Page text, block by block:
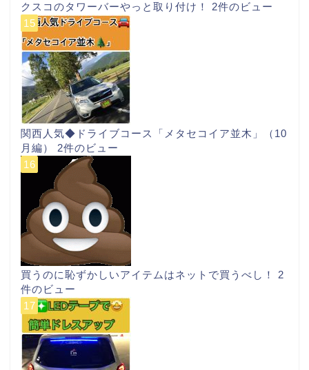
クスコのタワーバーやっと取り付け！ 2件のビュー
関西人気◆ドライブコース「メタセコイア並木」（10
月編） 2件のビュー
買うのに恥ずかしいアイテムはネットで買うべし！ 2
件のビュー